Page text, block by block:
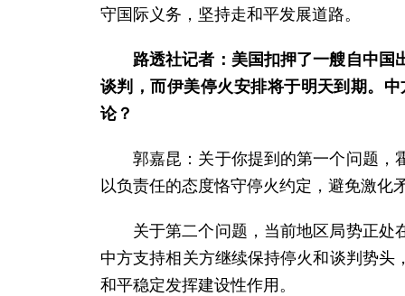
守国际义务，坚持走和平发展道路。
路透社记者：美国扣押了一艘自中国
谈判，而伊美停火安排将于明天到期。
论？
郭嘉昆：关于你提到的第一个问题，
以负责任的态度恪守停火约定，避免激化
关于第二个问题，当前地区局势正处
中方支持相关方继续保持停火和谈判势
和平稳定发挥建设性作用。